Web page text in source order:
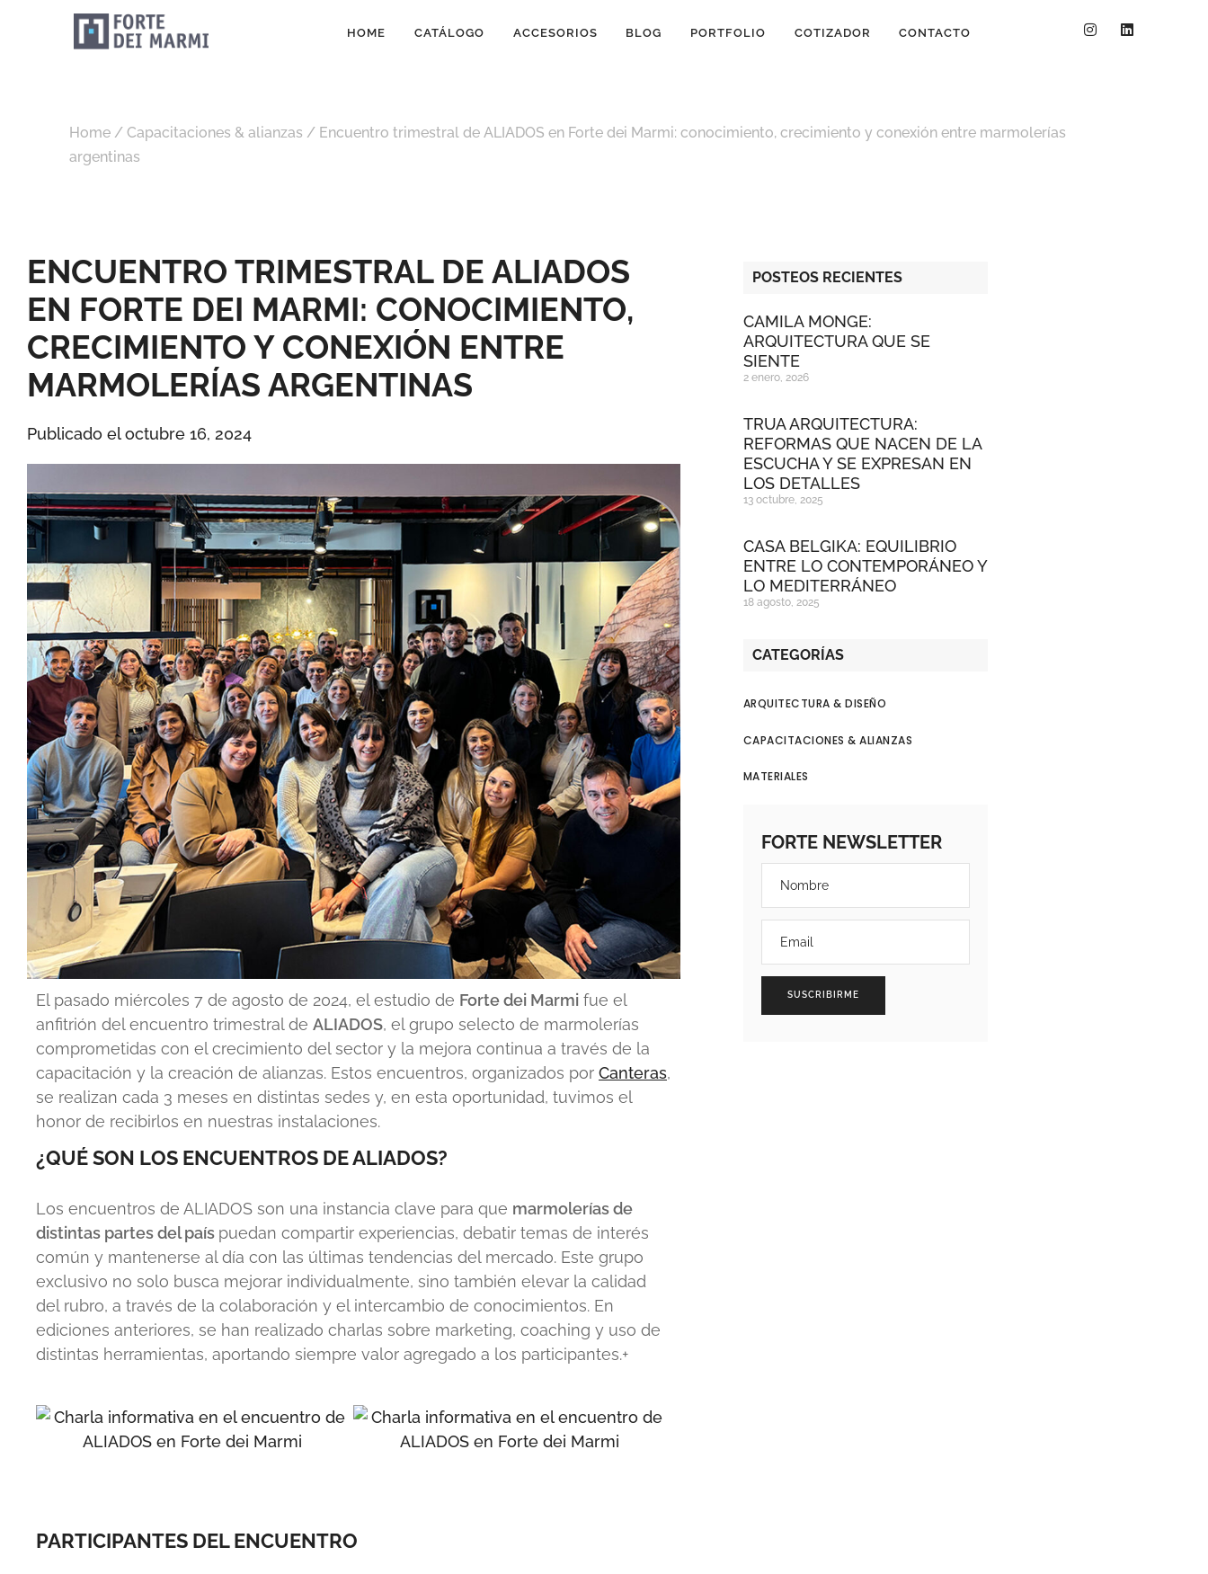
HOME CATÁLOGO ACCESORIOS BLOG PORTFOLIO COTIZADOR CONTACTO
Home /Capacitaciones & alianzas / Encuentro trimestral de ALIADOS en Forte dei Marmi: conocimiento, crecimiento y conexión entre marmolerías
argentinas
ENCUENTRO TRIMESTRAL DE ALIADOS
EN FORTE DEI MARMI: CONOCIMIENTO,
CRECIMIENTO Y CONEXIÓN ENTRE
MARMOLERÍAS ARGENTINAS
Publicado el octubre 16, 2024
El pasado miércoles 7 de agosto de 2024, el estudio de Forte dei Marmi fue el
anfitrión del encuentro trimestral de ALIADOS, el grupo selecto de marmolerías
comprometidas con el crecimiento del sector y la mejora continua a través de la
capacitación y la creación de alianzas. Estos encuentros, organizados por Canteras,
se realizan cada 3 meses en distintas sedes y, en esta oportunidad, tuvimos el
honor de recibirlos en nuestras instalaciones.
¿QUÉ SON LOS ENCUENTROS DE ALIADOS?
Los encuentros de ALIADOS son una instancia clave para que marmolerías de
distintas partes del país puedan compartir experiencias, debatir temas de interés
común y mantenerse al día con las últimas tendencias del mercado. Este grupo
exclusivo no solo busca mejorar individualmente, sino también elevar la calidad
del rubro, a través de la colaboración y el intercambio de conocimientos. En
ediciones anteriores, se han realizado charlas sobre marketing, coaching y uso de
distintas herramientas, aportando siempre valor agregado a los participantes.+
PARTICIPANTES DEL ENCUENTRO
POSTEOS RECIENTES
CAMILA MONGE:
ARQUITECTURA QUE SE
SIENTE
2 enero, 2026
TRUA ARQUITECTURA:
REFORMAS QUE NACEN DE LA
ESCUCHA Y SE EXPRESAN EN
LOS DETALLES
13 octubre, 2025
CASA BELGIKA: EQUILIBRIO
ENTRE LO CONTEMPORÁNEO Y
LO MEDITERRÁNEO
18 agosto, 2025
CATEGORÍAS
ARQUITECTURA & DISEÑO
CAPACITACIONES & ALIANZAS
MATERIALES
FORTE NEWSLETTER
SUSCRIBIRME